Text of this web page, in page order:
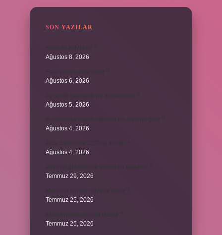
SON YAZILAR
Ağustos 8, 2026
Ağustos 6, 2026
Ağustos 5, 2026
Ağustos 4, 2026
Ağustos 4, 2026
Temmuz 29, 2026
Temmuz 25, 2026
Temmuz 25, 2026